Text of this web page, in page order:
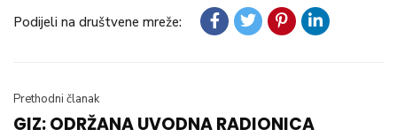
Podijeli na društvene mreže:
Prethodni članak
GIZ: ODRŽANA UVODNA RADIONICA